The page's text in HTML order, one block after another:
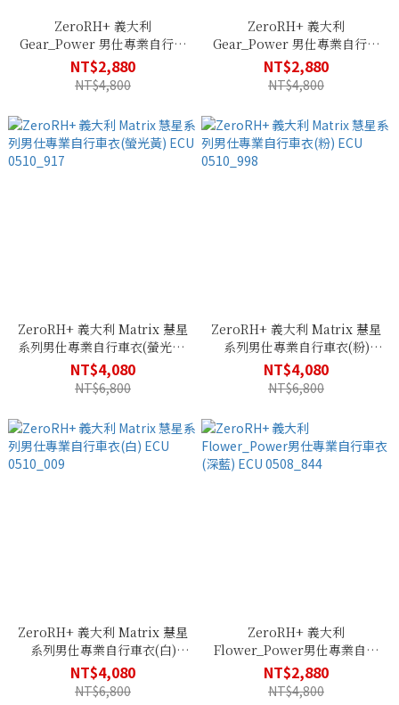
ZeroRH+ 義大利
Gear_Power 男仕專業自行車
衣(藍色) ECU 0511_482
NT$2,880
NT$4,800
ZeroRH+ 義大利
Gear_Power 男仕專業自行車
衣(白色) ECU 0511_009
NT$2,880
NT$4,800
ZeroRH+ 義大利 Matrix 慧星
系列男仕專業自行車衣(螢光黃)
ECU 0510_917
NT$4,080
NT$6,800
ZeroRH+ 義大利 Matrix 慧星
系列男仕專業自行車衣(粉)
ECU 0510_998
NT$4,080
NT$6,800
ZeroRH+ 義大利 Matrix 慧星
系列男仕專業自行車衣(白)
ECU 0510_009
NT$4,080
NT$6,800
ZeroRH+ 義大利
Flower_Power男仕專業自行
車衣(深藍) ECU 0508_844
NT$2,880
NT$4,800